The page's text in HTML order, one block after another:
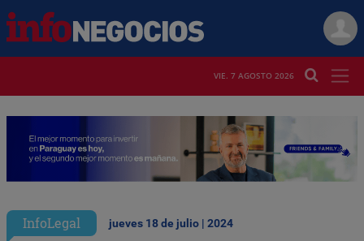
VIE. 7 AGOSTO 2026
InfoLegal jueves 18 de julio | 2024